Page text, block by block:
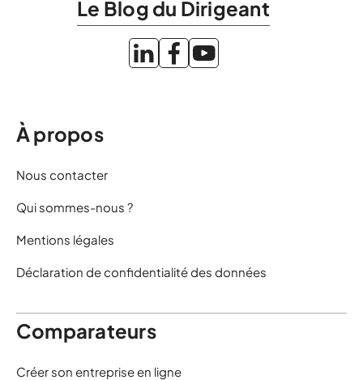
Le Blog du Dirigeant
À propos
Nous contacter
Qui sommes-nous ?
Mentions légales
Déclaration de confidentialité des données
Comparateurs
Créer son entreprise en ligne